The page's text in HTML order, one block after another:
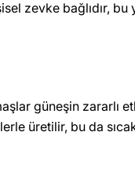
zevke bağlıdır,
güneşin zararlı
üretilir, bu da